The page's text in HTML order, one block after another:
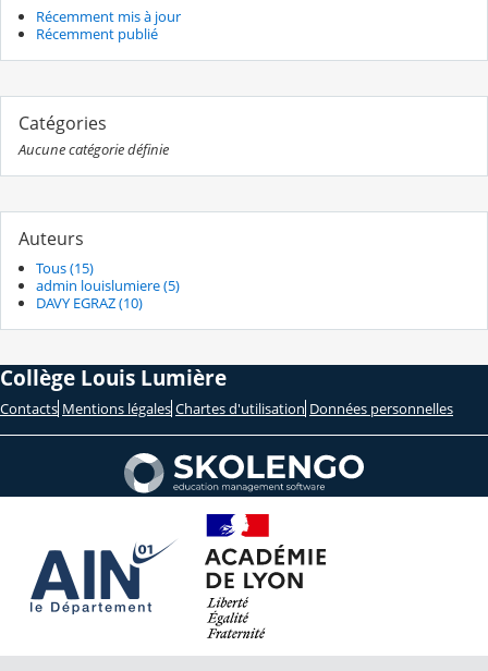
Récemment mis à jour
Récemment publié
Catégories
Aucune catégorie définie
Auteurs
Tous (15)
admin louislumiere (5)
DAVY EGRAZ (10)
Collège Louis Lumière
Contacts Mentions légales Chartes d'utilisation Données personnelles